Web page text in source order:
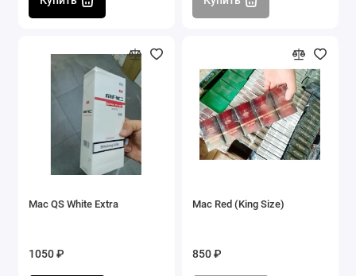
Mac QS White Extra
1050 ₽
Mac Red (King Size)
850 ₽